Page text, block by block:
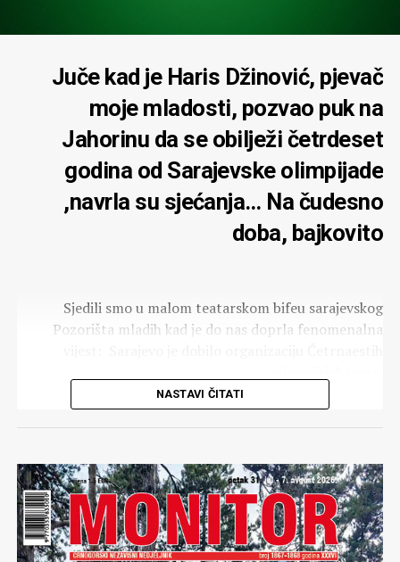
pohvaliti podhvat da se ovako seriozno pisanom knjigom
povijest trag da je nekada postojao stvaralac Gradimir
Gojer! Nema sumnje knjiga je pisana za future kada ni
mene ni moga djela malo tko će se i sjetiti…
Hvala ti Svjeta, svjetlosti moja u sveopćem mraku i
beznadju u kojem živimo!
Gradimir GOJER
Juče kad je Haris Džinović, pjevač
moje mladosti, pozvao puk na
Jahorinu da se obilježi četrdeset
godina od Sarajevske olimpijade
,navrla su sjećanja… Na čudesno
doba, bajkovito
Sjedili smo u malom teatarskom bifeu sarajevskog
Pozorišta mladih kad je do nas doprla fenomenalna
Jučer kad jeHaris Džinović,pjevač moje mladosti, i kava
u istom dom bifeu, pozvao puk na Jahorinu da se
su sječanja…Na čudesno doba, bajkovito. Ne zato što smo
bili četrdeset godina mlađi… Ne, već zbog toga što je
doba Četrnaestih zimskih olimpijskih igara bilo prije
svega vrijeme jakih ličnosti,kojih, nažalost niti u
NASTAVI ČITATI